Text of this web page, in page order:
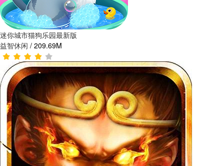
迷你城市猫狗乐园最新版
益智休闲 / 209.69M